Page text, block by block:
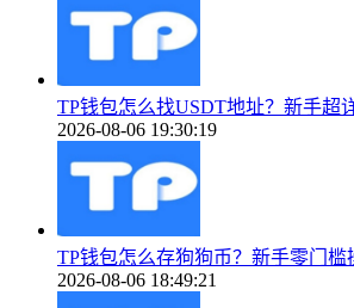
TP钱包怎么找USDT地址？新手超
2026-08-06 19:30:19
TP钱包怎么存狗狗币？新手零门槛
2026-08-06 18:49:21